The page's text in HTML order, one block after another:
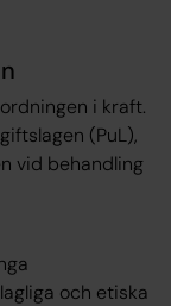
i kraft.
(PuL),
vid behandling
och etiska